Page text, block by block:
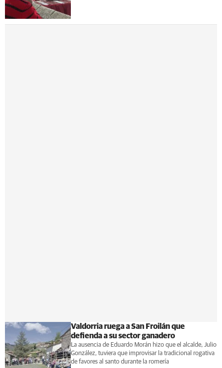
Valdorria ruega a San Froilán que
defienda a su sector ganadero
La ausencia de Eduardo Morán hizo que el alcalde, Julio
González, tuviera que improvisar la tradicional rogativa
de favores al santo durante la romería